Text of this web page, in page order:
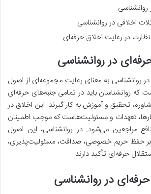
اخلاقی در روانشناسی
در رعایت اخلاق حرفه‌ای
در روانشناسی
روانشناسی به معنای رعایت مجموعه‌ای از اصول
که روانشناسان باید در تمامی جنبه‌های حرفه‌ای
تحقیق و آموزش به کار گیرند. این اخلاق‌ در
تعهدات و مسئولیت‌هاست که موجب اطمینان
مراجعین می‌شود. در روانشناسی، این اصول
حفظ حریم خصوصی، صداقت، مسئولیت‌پذیری،
حرفه‌ای تأکید دارند.
در روانشناسی